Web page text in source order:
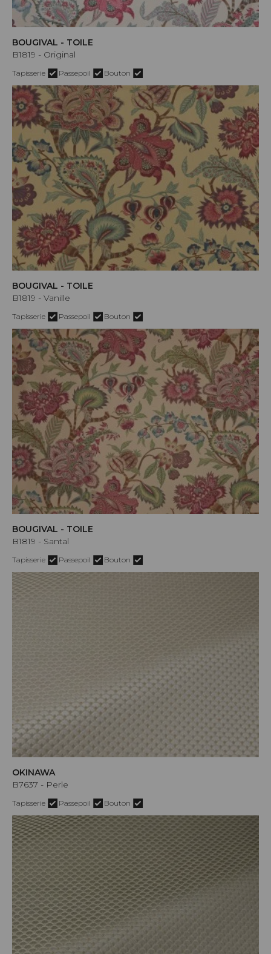
BOUGIVAL - TOILE
B1819 - Original
Tapisserie Passepoil Bouton
BOUGIVAL - TOILE
B1819 - Vanille
Tapisserie Passepoil Bouton
BOUGIVAL - TOILE
B1819 - Santal
Tapisserie Passepoil Bouton
OKINAWA
B7637 - Perle
Tapisserie Passepoil Bouton